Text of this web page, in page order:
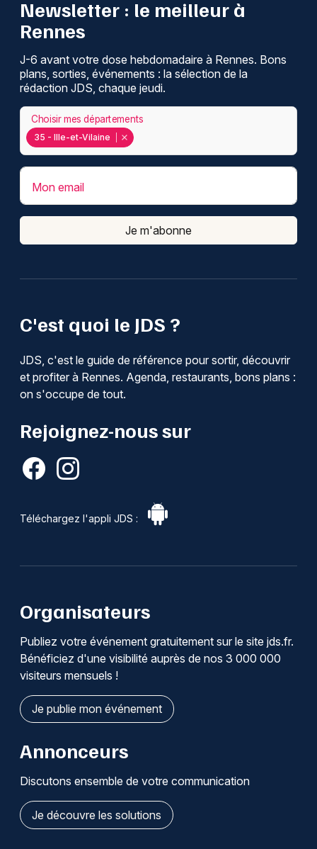
C'est quoi le JDS ?
JDS, c'est le guide de référence pour sortir, découvrir
et profiter à Rennes. Agenda, restaurants, bons plans :
on s'occupe de tout.
Rejoignez-nous sur
Téléchargez l'appli JDS :
Newsletter : le meilleur à
Rennes
J-6 avant votre dose hebdomadaire à Rennes. Bons
plans, sorties, événements : la sélection de la
rédaction JDS, chaque jeudi.
35 - Ille-et-Vilaine
Choisir mes départements
Mon email
Je m'abonne
Organisateurs
Publiez votre événement gratuitement sur le site jds.fr.
Bénéficiez d'une visibilité auprès de nos 3 000 000
visiteurs mensuels !
Je publie mon événement
Annonceurs
Discutons ensemble de votre communication
Je découvre les solutions